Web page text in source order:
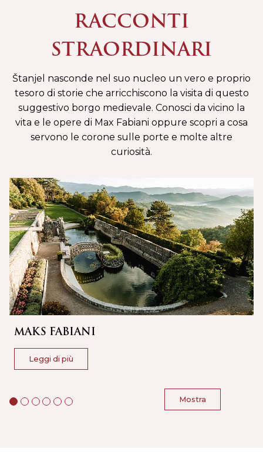
RACCONTI
STRAORDINARI
Štanjel nasconde nel suo nucleo un vero e proprio
tesoro di storie che arricchiscono la visita di questo
suggestivo borgo medievale. Conosci da vicino la
vita e le opere di Max Fabiani oppure scopri a cosa
servono le corone sulle porte e molte altre
curiosità.
MAKS FABIANI
Leggi di più
Mostra